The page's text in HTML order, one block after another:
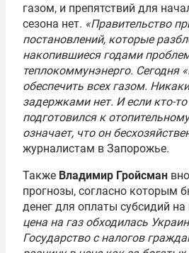
газом, и препятствий для
сезона нет. «Правительство
постановлений, которые
накопившиеся годами
теплокоммунэнерго. Сегодня
обеспечить всех газом.
задержками нет. И если кто-
подготовился к
означает, что он
журналистам в Запорожье.
Также Владимир Гройсман
прогнозы, согласно которым
денег для оплаты субсидий на
цена на газ обходилась
Государство с налогов